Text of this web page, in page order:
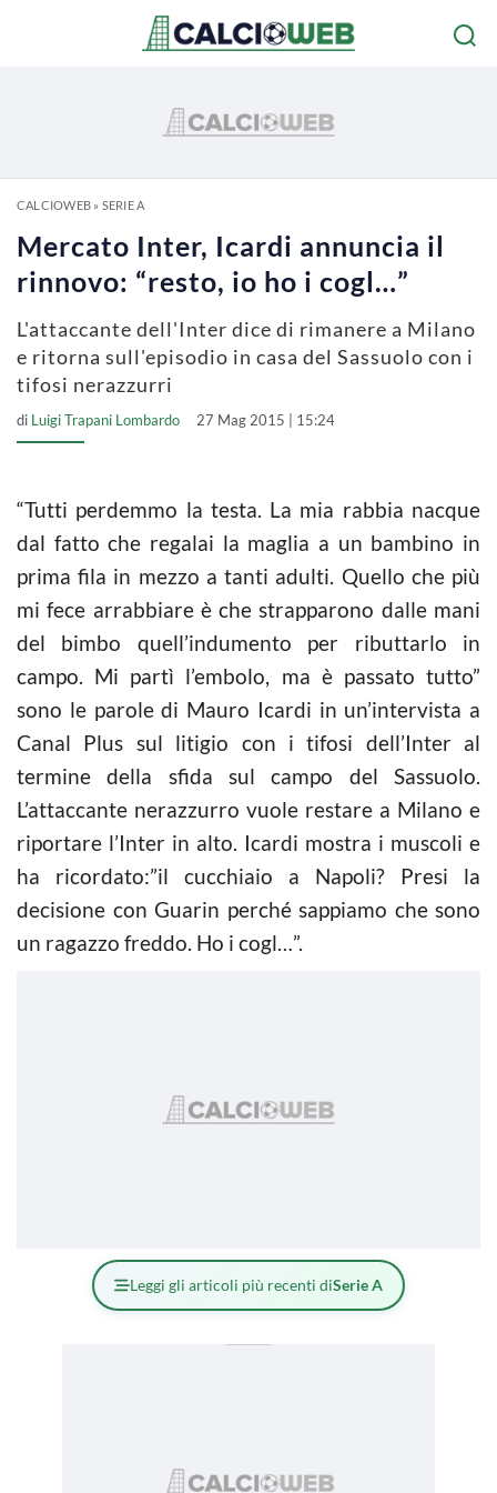
CALCIOWEB» SERIE A
Mercato Inter, Icardi annuncia il
rinnovo: “resto, io ho i cogl…”
L'attaccante dell'Inter dice di rimanere a Milano
e ritorna sull'episodio in casa del Sassuolo con i
tifosi nerazzurri
di Luigi Trapani Lombardo 27 Mag 2015 | 15:24
“Tutti perdemmo la testa. La mia rabbia nacque
dal fatto che regalai la maglia a un bambino in
prima fila in mezzo a tanti adulti. Quello che più
mi fece arrabbiare è che strapparono dalle mani
del bimbo quell’indumento per ributtarlo in
campo. Mi partì l’embolo, ma è passato tutto”
sono le parole di Mauro Icardi in un’intervista a
Canal Plus sul litigio con i tifosi dell’Inter al
termine della sfida sul campo del Sassuolo.
L’attaccante nerazzurro vuole restare a Milano e
riportare l’Inter in alto. Icardi mostra i muscoli e
ha ricordato:”il cucchiaio a Napoli? Presi la
decisione con Guarin perché sappiamo che sono
un ragazzo freddo. Ho i cogl…”.
Leggi gli articoli più recenti diSerie A